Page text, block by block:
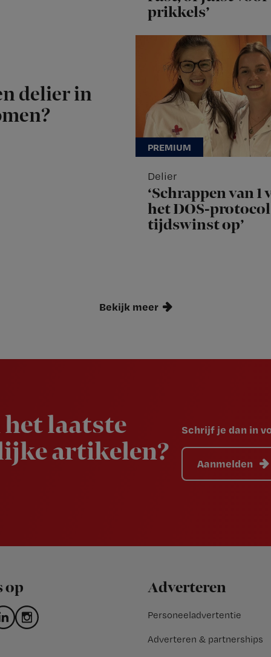
delier in
prikkels’
Delier
‘Schrappen van 1
het DOS-
tijdswinst op’
Bekijk meer
laatste
artikelen?
Schrijf je dan in
Aanmelden
op Adverteren
Personeeladvertentie
Adverteren & partnerships